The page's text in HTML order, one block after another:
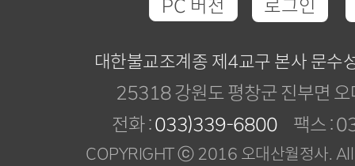
PC 버전 로그인
대한불교조계종 제4교구 본사 문수
25318 강원도 평창군 진부면
전화 :033)339-6800 팩스 :
COPYRIGHT ⓒ 2016 오대산월정사.